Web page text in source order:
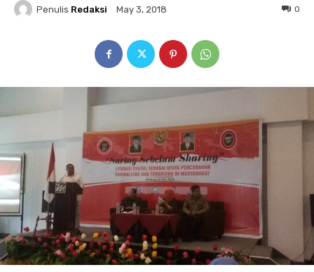
Penulis Redaksi May 3, 2018 0